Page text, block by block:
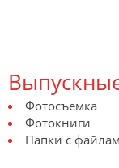
Фотосъемка
Фотокниги
Папки с